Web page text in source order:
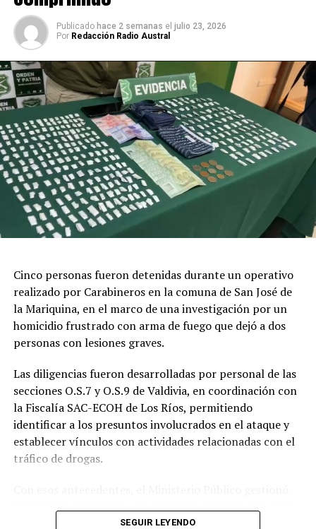
Publicado hace 2 semanas el julio 23, 2026
Por Redacción Radio Austral
Cinco personas fueron detenidas durante un operativo
realizado por Carabineros en la comuna de San José de
la Mariquina, en el marco de una investigación por un
homicidio frustrado con arma de fuego que dejó a dos
personas con lesiones graves.
Las diligencias fueron desarrolladas por personal de las
secciones O.S.7 y O.S.9 de Valdivia, en coordinación con
la Fiscalía SAC-ECOH de Los Ríos, permitiendo
identificar a los presuntos involucrados en el ataque y
establecer vínculos con actividades relacionadas con el
tráfico de drogas.
domicilios ubicados en distintos sectores de la población
SEGUIR LEYENDO